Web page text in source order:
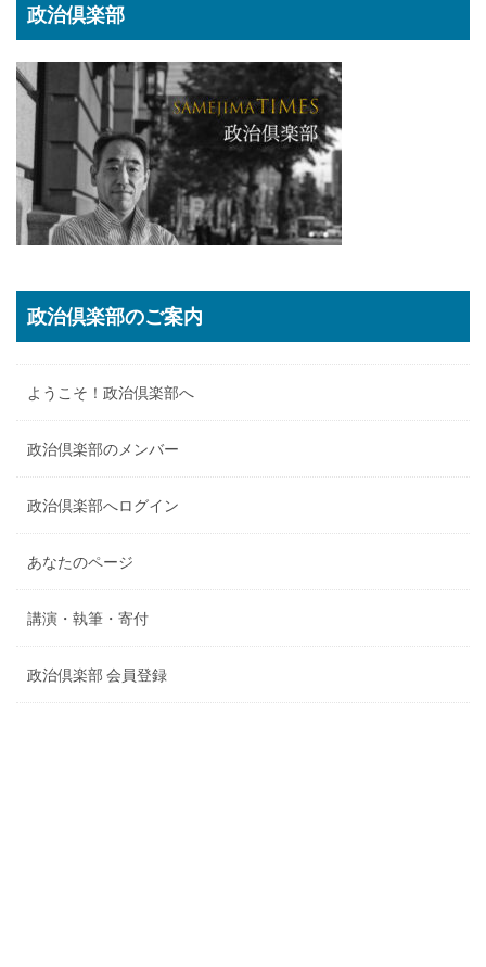
政治倶楽部
政治倶楽部のご案内
ようこそ！政治倶楽部へ
政治倶楽部のメンバー
政治倶楽部へログイン
あなたのページ
講演・執筆・寄付
政治倶楽部 会員登録